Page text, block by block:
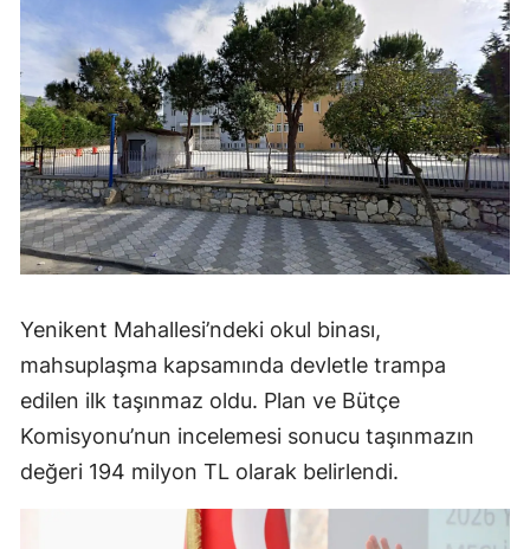
Yenikent Mahallesi’ndeki okul binası,
mahsuplaşma kapsamında devletle trampa
edilen ilk taşınmaz oldu. Plan ve Bütçe
Komisyonu’nun incelemesi sonucu taşınmazın
değeri 194 milyon TL olarak belirlendi.